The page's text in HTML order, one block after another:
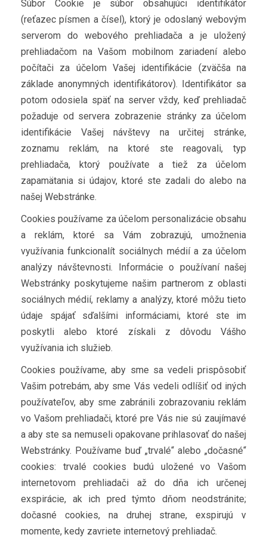
Súbor Cookie je súbor obsahujúci identifikátor
(reťazec písmen a čísel), ktorý je odoslaný webovým
serverom do webového prehliadača a je uložený
prehliadačom na Vašom mobilnom zariadení alebo
počítači za účelom Vašej identifikácie (zväčša na
základe anonymných identifikátorov). Identifikátor sa
potom odosiela späť na server vždy, keď prehliadač
požaduje od servera zobrazenie stránky za účelom
identifikácie Vašej návštevy na určitej stránke,
zoznamu reklám, na ktoré ste reagovali, typ
prehliadača, ktorý používate a tiež za účelom
zapamätania si údajov, ktoré ste zadali do alebo na
našej Webstránke.
Cookies používame za účelom personalizácie obsahu
a reklám, ktoré sa Vám zobrazujú, umožnenia
využívania funkcionalít sociálnych médií a za účelom
analýzy návštevnosti. Informácie o používaní našej
Webstránky poskytujeme našim partnerom z oblasti
sociálnych médií, reklamy a analýzy, ktoré môžu tieto
údaje spájať sďalšími informáciami, ktoré ste im
poskytli alebo ktoré získali z dôvodu Vášho
využívania ich služieb.
Cookies používame, aby sme sa vedeli prispôsobiť
Vašim potrebám, aby sme Vás vedeli odlíšiť od iných
používateľov, aby sme zabránili zobrazovaniu reklám
vo Vašom prehliadači, ktoré pre Vás nie sú zaujímavé
a aby ste sa nemuseli opakovane prihlasovať do našej
Webstránky. Používame buď „trvalé“ alebo „dočasné“
cookies: trvalé cookies budú uložené vo Vašom
internetovom prehliadači až do dňa ich určenej
exspirácie, ak ich pred týmto dňom neodstránite;
dočasné cookies, na druhej strane, exspirujú v
momente, kedy zavriete internetový prehliadač.